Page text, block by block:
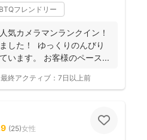
フレンドリー
気カメラマンランクイン！
した！ ゆっくりのんびり
います。 お客様のペース...
最終アクティブ： 7日以上前
(25)女性